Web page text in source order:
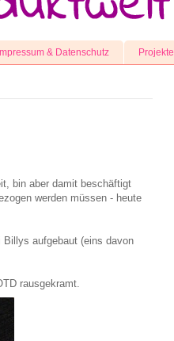
& Datenschutz Projekte
bin aber damit beschäftigt
werden müssen - heute
aufgebaut (eins davon
rausgekramt.